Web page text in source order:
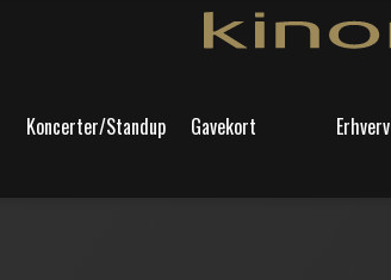
Koncerter/Standup Gavekort Erhverv